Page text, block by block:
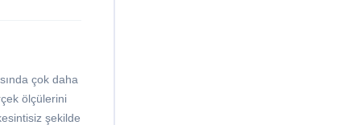
çok daha
ölçülerini
şekilde